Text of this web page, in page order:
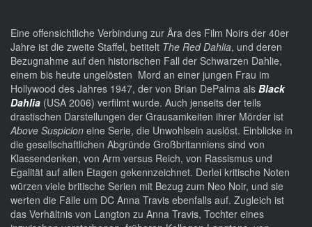
Eine offensichtliche Verbindung zur Ära des Film Noirs der 40er
Jahre ist die zweite Staffel, betitelt The Red Dahlia, und deren
Bezugnahme auf den historischen Fall der Schwarzen Dahlie,
einem bis heute ungelösten Mord an einer jungen Frau im
Hollywood des Jahres 1947, der von Brian DePalma als Black
Dahlia (USA 2006) verfilmt wurde. Auch jenseits der teils
drastischen Darstellungen der Grausamkeiten ihrer Mörder ist
Above Suspicion eine Serie, die Unwohlsein auslöst. Einblicke in
die gesellschaftlichen Abgründe Großbritanniens sind von
Klassendenken, von Arm versus Reich, von Rassismus und
Egalität auf allen Etagen gekennzeichnet. Derlei kritische Noten
würzen viele britische Serien mit Bezug zum Neo Noir, und sie
werten die Fälle um DC Anna Travis ebenfalls auf. Zugleich ist
das Verhältnis von Langton zu Anna Travis, Tochter eines